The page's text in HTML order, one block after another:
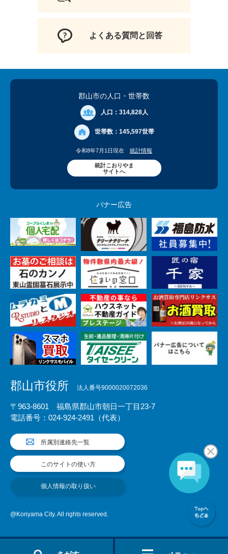
よくある質問と回答
郡山市の人口 ・世帯数
人口： 314,828人
世帯数： 145,597世帯
令和8年7月1日現在 統計情報
統計こおりやま
サイトへ
バナー広告
郡山市役所 法人番号9000020072036
〒963-8601 福島県郡山市朝日一丁目23-7
電話番号：024-924-2491（代表）
所属別連絡先一覧
このサイトの使い方
個人情報の取り扱い
@Koriyama City. All rights reserved.